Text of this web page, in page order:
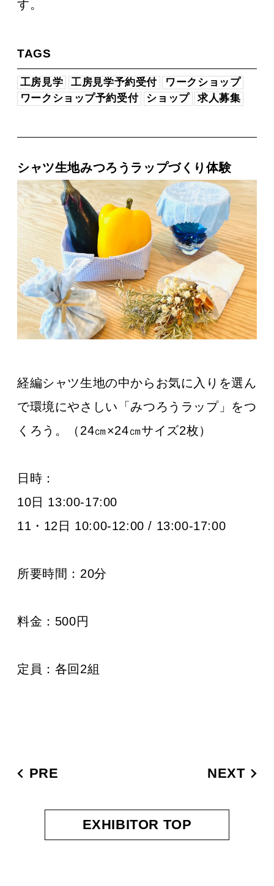
す。
TAGS
工房見学 工房見学予約受付
ワークショップ
ワークショップ予約受付
ショップ 求人募集
シャツ生地みつろうラップづくり体験
経編シャツ生地の中からお気に入りを選ん
で環境にやさしい「みつろうラップ」をつ
くろう。（24㎝×24㎝サイズ2枚）
日時：
10日 13:00-17:00
11・12日 10:00-12:00 / 13:00-17:00
所要時間： 20分
料金：500円
定員：各回2組
PRE
EXHIBITOR TOP
NEXT